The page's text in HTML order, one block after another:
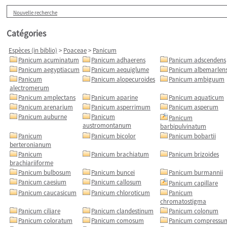
Nouvelle recherche
Catégories
Espèces (in biblio) > Poaceae> Panicum
Panicum acuminatum
Panicum adhaerens
Panicum adscendens
Panicum aegyptiacum
Panicum aequiglume
Panicum
Panicum
alectromerum
Panicum alopecuroides Panicum ambiguum
Panicum amplectans Panicum aparine
Panicum aquaticum
Panicum arenarium
Panicum asperrimum
Panicum asperum
Panicum auburne
Panicum
austromontanum
Panicum
barbipulvinatum
Panicum
berteronianum
Panicum bicolor Panicum bobartii
Panicum
brachiariiforme
Panicum brachiatum Panicum brizoides
Panicum bulbosum Panicum buncei
Panicum burmannii
Panicum caesium
Panicum callosum
Panicum capillare
Panicum caucasicum
Panicum chloroticum
Panicum
chromatostigma
Panicum ciliare
Panicum clandestinum
Panicum colonum
Panicum coloratum
Panicum comosum
Panicum